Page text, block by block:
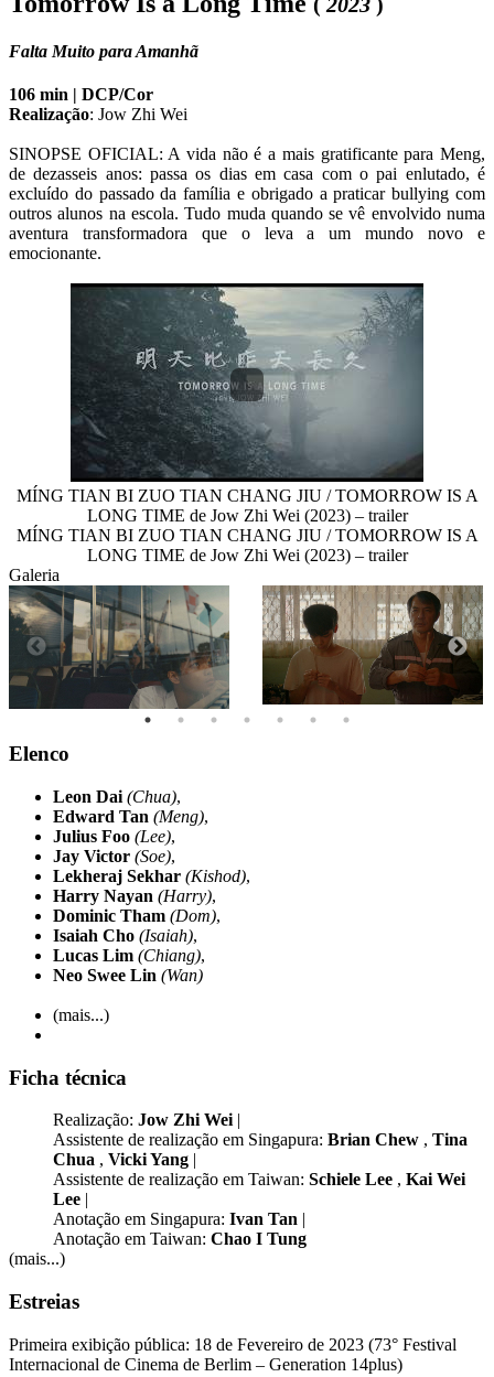
Falta Muito para Amanhã
106 min | DCP/Cor
Realização: Jow Zhi Wei
SINOPSE OFICIAL: A vida não é a mais gratificante para Meng,
de dezasseis anos: passa os dias em casa com o pai enlutado, é
excluído do passado da família e obrigado a praticar bullying com
outros alunos na escola. Tudo muda quando se vê envolvido numa
aventura transformadora que o leva a um mundo novo e
emocionante.
MÍNG TIAN BI ZUO TIAN CHANG JIU / TOMORROW IS A
LONG TIME de Jow Zhi Wei (2023) – trailer
MÍNG TIAN BI ZUO TIAN CHANG JIU / TOMORROW IS A
LONG TIME de Jow Zhi Wei (2023) – trailer
Galeria
Elenco
Leon Dai (Chua),
Edward Tan (Meng),
Julius Foo (Lee),
Jay Victor (Soe),
Lekheraj Sekhar (Kishod),
Harry Nayan (Harry),
Dominic Tham (Dom),
Isaiah Cho (Isaiah),
Lucas Lim (Chiang),
Neo Swee Lin (Wan)
(mais...)
Ficha técnica
Realização: Jow Zhi Wei
Assistente de realização em Singapura: Brian Chew , Tina
Chua , Vicki Yang
Assistente de realização em Taiwan: Schiele Lee , Kai Wei
Lee
Anotação em Singapura: Ivan Tan
Anotação em Taiwan: Chao I Tung
(mais...)
Estreias
Primeira exibição pública: 18 de Fevereiro de 2023 (73° Festival
Internacional de Cinema de Berlim – Generation 14plus)